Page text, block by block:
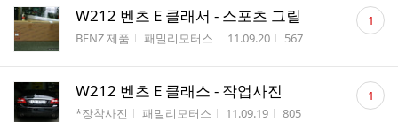
W212 벤츠 E 클래서 - 스포츠 그릴
게시판명
BENZ 제품 작성자
패밀리모터스 작성시간
11.09.20 조회수
567
댓
글 1
W212 벤츠 E 클래스 - 작업사진
게시판명
*장착사진 작성자
패밀리모터스 작성시간
11.09.19 조회수
805
댓
글 1